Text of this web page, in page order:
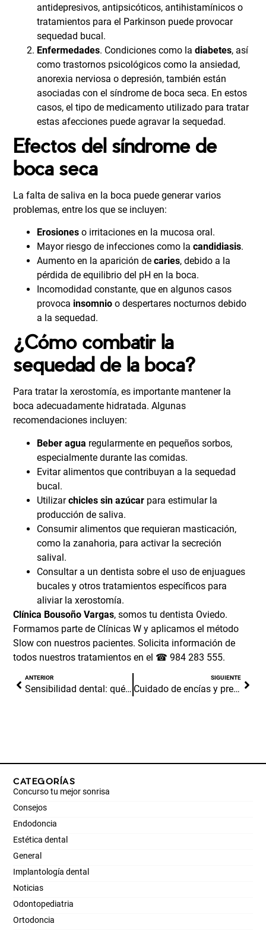
antidepresivos, antipsicóticos, antihistamínicos o
tratamientos para el Parkinson puede provocar
sequedad bucal.
Enfermedades. Condiciones como ladiabetes, así
como trastornos psicológicos como la ansiedad,
anorexia nerviosa o depresión, también están
asociadas con el síndrome de boca seca. En estos
casos, el tipo de medicamento utilizado para tratar
estas afecciones puede agravar la sequedad.
Efectos del síndrome de
boca seca
La falta de saliva en la boca puede generar varios
problemas, entre los que se incluyen:
Erosiones o irritaciones en la mucosa oral.
Mayor riesgo de infecciones como lacandidiasis.
Aumento en la aparición decaries, debido a la
pérdida de equilibrio del pH en la boca.
Incomodidad constante, que en algunos casos
provoca insomnio o despertares nocturnos debido
a la sequedad.
¿Cómo combatir la
sequedad de la boca?
Para tratar la xerostomía, es importante mantener la
boca adecuadamente hidratada. Algunas
recomendaciones incluyen:
Beber agua regularmente en pequeños sorbos,
especialmente durante las comidas.
Evitar alimentos que contribuyan a la sequedad
bucal.
Utilizarchicles sin azúcar para estimular la
producción de saliva.
Consumir alimentos que requieran masticación,
como la zanahoria, para activar la secreción
salival.
Consultar a un dentista sobre el uso de enjuagues
bucales y otros tratamientos específicos para
aliviar la xerostomía.
Clínica Bousoño Vargas, somos tudentista Oviedo.
Formamos parte de Clínicas W y aplicamos el método
Slow con nuestros pacientes.Solicita información de
todos nuestros tratamientos en el ☎984 283 555.
ANTERIOR
Sensibilidad dental: qué es y cómo prevenirla
SIGUIENTE
Cuidado de encías y prevenir enfermedades periodontales
CATEGORÍAS
Concurso tu mejor sonrisa
Consejos
Endodoncia
Estética dental
General
Implantología dental
Noticias
Odontopediatria
Ortodoncia